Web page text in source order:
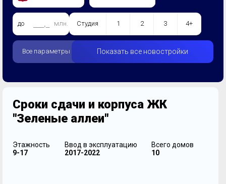
до млн. Студия 1 2 3 4+
Все параметры Показать все новостройки
Сроки сдачи и корпуса ЖК
"Зеленые аллеи"
Этажность
9-17
Ввод в эксплуатацию
2017-2022
Всего домов
10